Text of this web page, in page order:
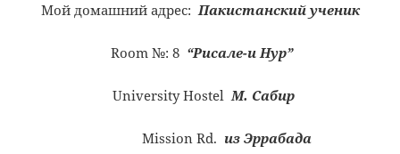
Мой домашний адрес: Пакистанский ученик
Room №: 8 “Рисале-и Нур”
University Hostel М. Сабир
Mission Rd. из Эррабада